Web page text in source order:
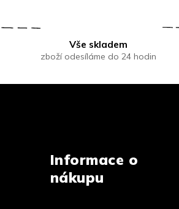
Vše skladem
zboží odesíláme do 24 hodin
Informace o
nákupu